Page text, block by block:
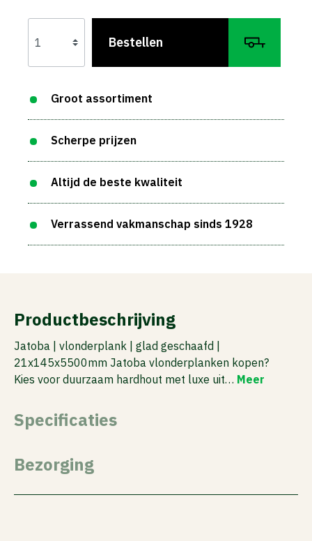
Bestellen
Groot assortiment
Scherpe prijzen
Altijd de beste kwaliteit
Verrassend vakmanschap sinds 1928
Productbeschrijving
Jatoba | vlonderplank | glad geschaafd |
21x145x5500mm Jatoba vlonderplanken kopen?
Kies voor duurzaam hardhout met luxe uit… Meer
Specificaties
Bezorging